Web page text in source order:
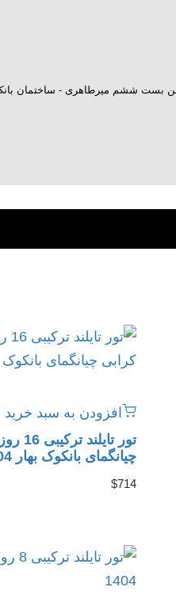
بن بست ششم میرطاهری - ساختمان
افزودن به سبد خرید
تور
چیانگمای بانکوک بهار 1404
$714